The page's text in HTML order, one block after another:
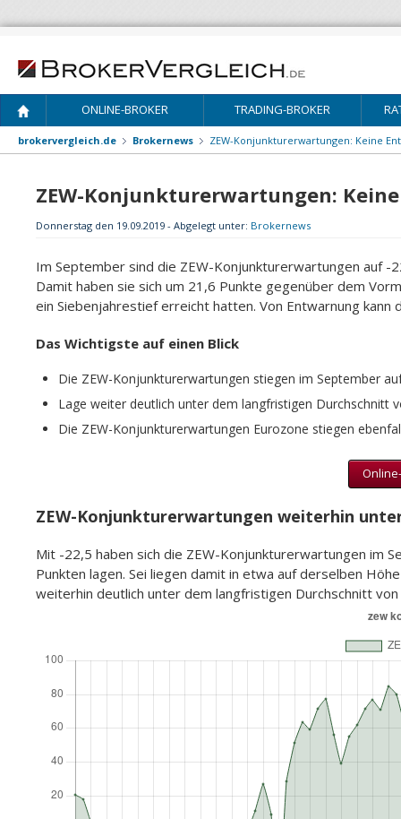
ONLINE-BROKER TRADING-BROKER
brokervergleich.de Brokernews ZEW-Konjunkturerwartungen: Keine
ZEW-Konjunkturerwartungen:
Donnerstag den 19.09.2019 - Abgelegt unter: Brokernews
Im September sind die ZEW-Konjunkturerwartungen auf -
Damit haben sie sich um 21,6 Punkte gegenüber dem
ein Siebenjahrestief erreicht hatten. Von Entwarnung kann
Das Wichtigste auf einen Blick
Die ZEW-Konjunkturerwartungen stiegen im September
Lage weiter deutlich unter dem langfristigen Durchschnitt
Die ZEW-Konjunkturerwartungen Eurozone stiegen
ZEW-Konjunkturerwartungen weiterhin
Mit -22,5 haben sich die ZEW-Konjunkturerwartungen im
Punkten lagen. Sei liegen damit in etwa auf derselben
weiterhin deutlich unter dem langfristigen Durchschnitt